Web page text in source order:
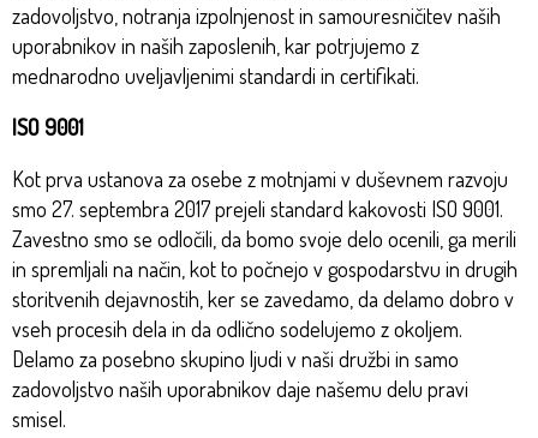
zadovoljstvo, notranja izpolnjenost in samouresničitev naših
uporabnikov in naših zaposlenih, kar potrjujemo z
mednarodno uveljavljenimi standardi in certifikati.
ISO 9001
Kot prva ustanova za osebe z motnjami v duševnem razvoju
smo 27. septembra 2017 prejeli standard kakovosti ISO 9001.
Zavestno smo se odločili, da bomo svoje delo ocenili, ga merili
in spremljali na način, kot to počnejo v gospodarstvu in drugih
storitvenih dejavnostih, ker se zavedamo, da delamo dobro v
vseh procesih dela in da odlično sodelujemo z okoljem.
Delamo za posebno skupino ljudi v naši družbi in samo
zadovoljstvo naših uporabnikov daje našemu delu pravi
smisel.